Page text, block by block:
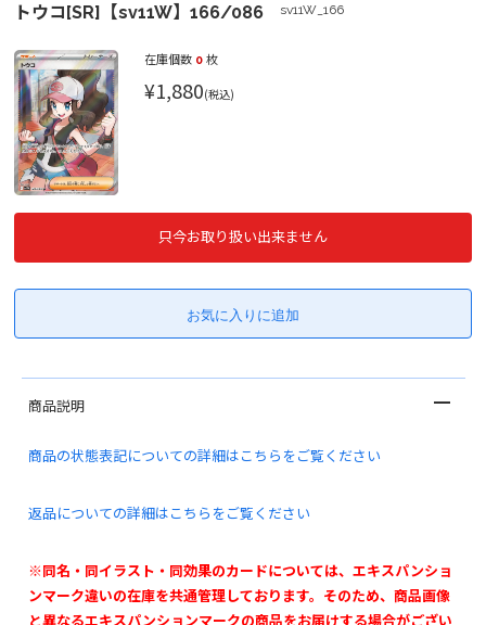
トウコ[SR]【sv11W】166/086 sv11W_166
在庫個数 0 枚
¥1,880(税込)
只今お取り扱い出来ません
商品説明
商品の状態表記についての詳細はこちらをご覧ください
返品についての詳細はこちらをご覧ください
※同名・同イラスト・同効果のカードについては、エキスパンショ
ンマーク違いの在庫を共通管理しております。そのため、商品画像
と異なるエキスパンションマークの商品をお届けする場合がござい